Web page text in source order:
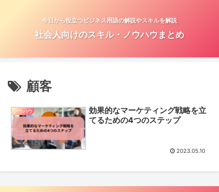
今日から役立つビジネス用語の解説やスキルを解説
社会人向けのスキル・ノウハウまとめ
顧客
ノウハウ
効果的なマーケティング戦略を立
てるための4つのステップ
2023.05.10